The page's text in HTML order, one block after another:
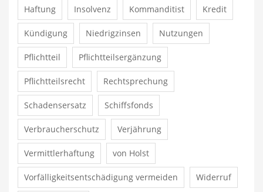
Haftung Insolvenz Kommanditist Kredit
Kündigung Niedrigzinsen Nutzungen
Pflichtteil Pflichtteilsergänzung
Pflichtteilsrecht Rechtsprechung
Schadensersatz Schiffsfonds
Verbraucherschutz Verjährung
Vermittlerhaftung von Holst
Vorfälligkeitsentschädigung vermeiden Widerruf